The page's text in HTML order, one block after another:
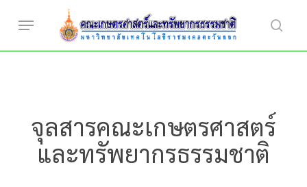
Menu
จุลสารคณะเกษตรศาสตร์
และทรัพยากรธรรมชาติ